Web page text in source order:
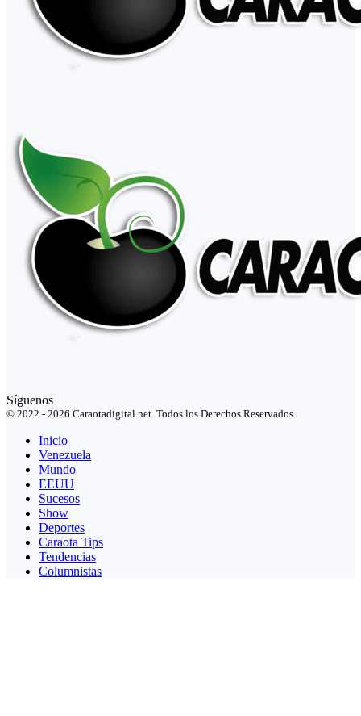
Síguenos
© 2022 - 2026 Caraotadigital.net. Todos los Derechos Reservados.
Inicio
Venezuela
Mundo
EEUU
Sucesos
Show
Deportes
Caraota Tips
Tendencias
Columnistas